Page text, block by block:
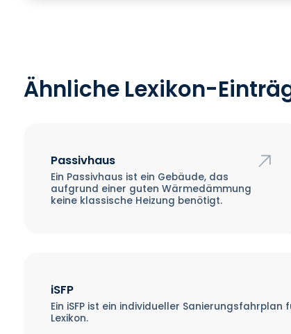
Ähnliche Lexikon-
Passivhaus
Ein Passivhaus ist ein Gebäude, das
aufgrund einer guten Wärmedämmung
keine klassische Heizung benötigt.
iSFP
Ein iSFP ist ein individueller
Lexikon.